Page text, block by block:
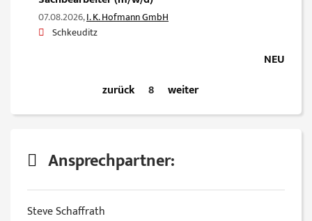
07.08.2026,I. K. Hofmann GmbH
Schkeuditz
NEU
zurück
8 weiter
Ansprechpartner:
Steve Schaffrath